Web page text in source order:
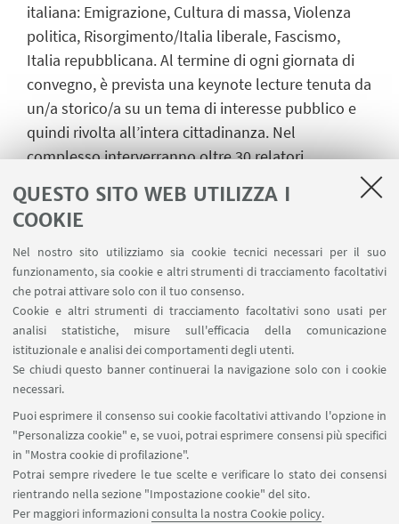
QUESTO SITO WEB UTILIZZA I
COOKIE
Nel nostro sito utilizziamo sia cookie tecnici necessari per il suo
funzionamento, sia cookie e altri strumenti di tracciamento facoltativi
che potrai attivare solo con il tuo consenso.
Cookie e altri strumenti di tracciamento facoltativi sono usati per
analisi statistiche, misure sull'efficacia della comunicazione
istituzionale e analisi dei comportamenti degli utenti.
Se chiudi questo banner continuerai la navigazione solo con i cookie
necessari.
Puoi esprimere il consenso sui cookie facoltativi attivando l'opzione in
"Personalizza cookie" e, se vuoi, potrai esprimere consensi più specifici
in "Mostra cookie di profilazione".
Potrai sempre rivedere le tue scelte e verificare lo stato dei consensi
rientrando nella sezione "Impostazione cookie" del sito.
Per maggiori informazioniconsulta la nostra Cookie policy.
italiana: Emigrazione, Cultura di massa, Violenza
politica, Risorgimento/Italia liberale, Fascismo,
Italia repubblicana. Al termine di ogni giornata di
convegno, è prevista una keynote lecture tenuta da
un/a storico/a su un tema di interesse pubblico e
quindi rivolta all’intera cittadinanza. Nel
complesso interverranno oltre 30 relatori
provenienti da Europa, Stati Uniti e America Latina.
Parallelamente si svolgeranno due tavole rotonde:
una tra istituzioni culturali estere in Italia e l'altra
tra editori.
IN EVIDENZA
La Soffitta 2020
dell’Università di Bologna